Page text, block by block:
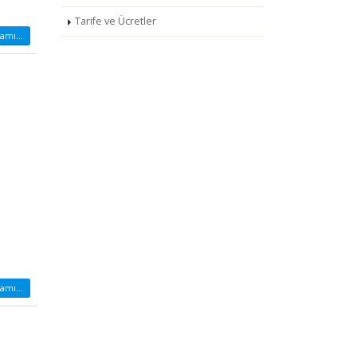
Tarife ve Ücretler